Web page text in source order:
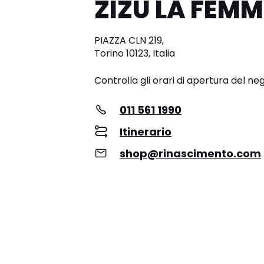
ZIZU LA
PIAZZA CLN 219,
Torino 10123, Italia
Controlla gli orari di apertura del
011 561 1990
Itinerario
shop@rinascimento.com